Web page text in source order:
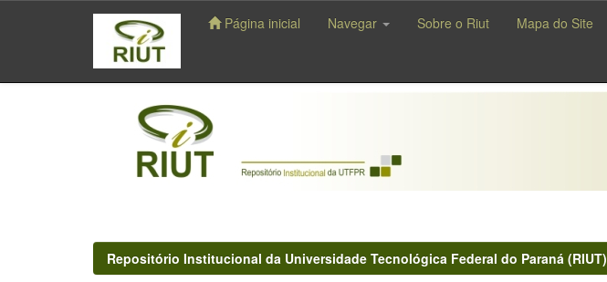
navigation
Página inicial Navegar Sobre o Riut Mapa do Site
Repositório Institucional da Universidade Tecnológica Federal do Paraná (RIUT)